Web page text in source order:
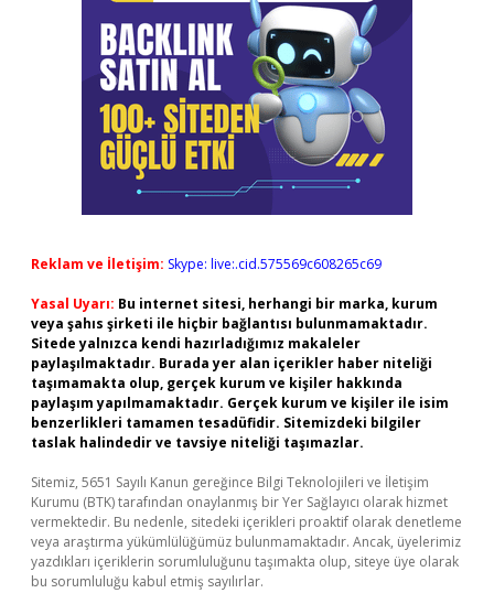
Reklam ve İletişim: Skype: live:.cid.575569c608265c69
Yasal Uyarı: Bu internet sitesi, herhangi bir marka, kurum
veya şahıs şirketi ile hiçbir bağlantısı bulunmamaktadır.
Sitede yalnızca kendi hazırladığımız makaleler
paylaşılmaktadır. Burada yer alan içerikler haber niteliği
taşımamakta olup, gerçek kurum ve kişiler hakkında
paylaşım yapılmamaktadır. Gerçek kurum ve kişiler ile isim
benzerlikleri tamamen tesadüfidir. Sitemizdeki bilgiler
taslak halindedir ve tavsiye niteliği taşımazlar.
Sitemiz, 5651 Sayılı Kanun gereğince Bilgi Teknolojileri ve İletişim
Kurumu (BTK) tarafından onaylanmış bir Yer Sağlayıcı olarak hizmet
vermektedir. Bu nedenle, sitedeki içerikleri proaktif olarak denetleme
veya araştırma yükümlülüğümüz bulunmamaktadır. Ancak, üyelerimiz
yazdıkları içeriklerin sorumluluğunu taşımakta olup, siteye üye olarak
bu sorumluluğu kabul etmiş sayılırlar.